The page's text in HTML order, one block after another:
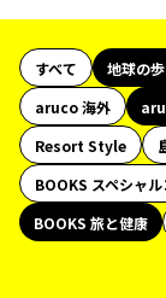
すべて 地球の
aruco 海外
Resort Style
BOOKS スペシャ
BOOKS 旅と健康